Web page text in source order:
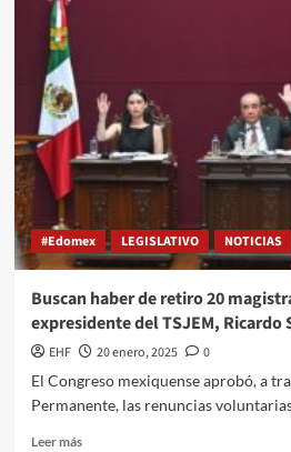
#Edomex LEGISLATIVO NOTICIAS
Buscan haber de retiro 20
expresidente del TSJEM, Ricardo
EHF 20 enero, 2025
0
El Congreso mexiquense aprobó, a
Permanente, las renuncias
Leer más